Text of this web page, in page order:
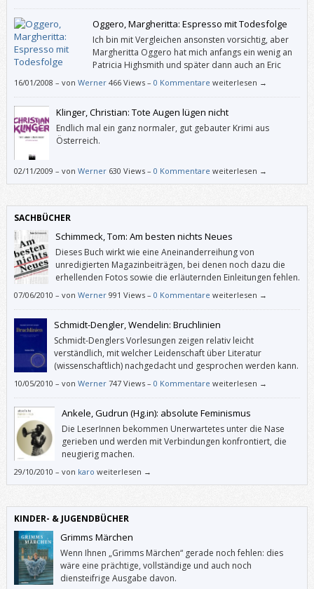
Oggero, Margheritta: Espresso mit Todesfolge
Ich bin mit Vergleichen ansonsten vorsichtig, aber
Margheritta Oggero hat mich anfangs ein wenig an
Patricia Highsmith und später dann auch an Eric
Ambler erinnert.
16/01/2008 – von Werner 466 Views – 0 Kommentare weiterlesen →
Klinger, Christian: Tote Augen lügen nicht
Endlich mal ein ganz normaler, gut gebauter Krimi aus
Österreich.
02/11/2009 – von Werner 630 Views – 0 Kommentare weiterlesen →
SACHBÜCHER
Schimmeck, Tom: Am besten nichts Neues
Dieses Buch wirkt wie eine Aneinanderreihung von
unredigierten Magazinbeiträgen, bei denen noch dazu die
erhellenden Fotos sowie die erläuternden Einleitungen fehlen.
07/06/2010 – von Werner 991 Views – 0 Kommentare weiterlesen →
Schmidt-Dengler, Wendelin: Bruchlinien
Schmidt-Denglers Vorlesungen zeigen relativ leicht
verständlich, mit welcher Leidenschaft über Literatur
(wissenschaftlich) nachgedacht und gesprochen werden kann.
10/05/2010 – von Werner 747 Views – 0 Kommentare weiterlesen →
Ankele, Gudrun (Hg.in): absolute Feminismus
Die LeserInnen bekommen Unerwartetes unter die Nase
gerieben und werden mit Verbindungen konfrontiert, die
neugierig machen.
29/10/2010 – von karo weiterlesen →
KINDER- & JUGENDBÜCHER
Grimms Märchen
Wenn Ihnen „Grimms Märchen“ gerade noch fehlen: dies
wäre eine prächtige, vollständige und auch noch
diensteifrige Ausgabe davon.